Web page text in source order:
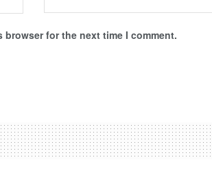
for the next time I comment.